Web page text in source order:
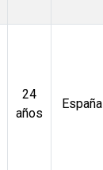
24
años
España